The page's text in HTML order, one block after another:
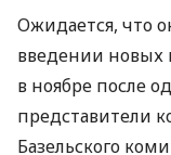
Ожидается, что
введении новых
в ноябре после
представители
Базельского